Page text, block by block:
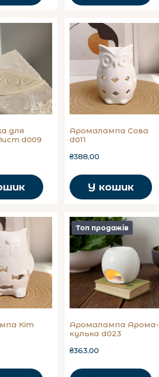
для
d009
Аромалампа Сова
d011
₴388,00
У кошик
Кіт
Топ продажів
Аромалампа Арома-
кулька d023
₴363,00